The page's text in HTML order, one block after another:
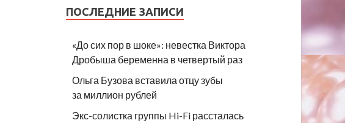
ПОСЛЕДНИЕ ЗАПИСИ
«До сих пор в шоке»: невестка Виктора
Дробыша беременна в четвертый раз
Ольга Бузова вставила отцу зубы
за миллион рублей
Экс-солистка группы Hi-Fi рассталась